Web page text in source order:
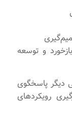
و توسعه
دیگر پاسخگوی
رویکردهای